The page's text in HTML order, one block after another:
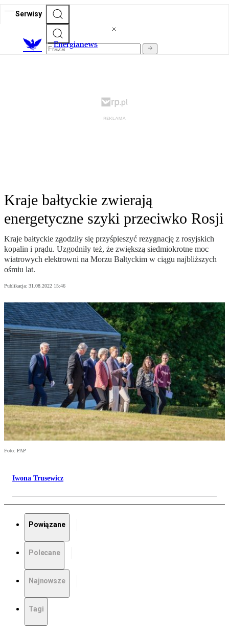
Serwisy
Energianews
Kraje bałtyckie zwierają
energetyczne szyki przeciwko Rosji
Kraje bałtyckie zgodziły się przyśpieszyć rezygnację z rosyjskich
kopalin i prądu. Uzgodniły też, że zwiększą siedmiokrotne moc
wiatrowych elektrowni na Morzu Bałtyckim w ciągu najbliższych
ośmiu lat.
Publikacja: 31.08.2022 15:46
Foto: PAP
Iwona Trusewicz
Powiązane
Polecane
Najnowsze
Tagi